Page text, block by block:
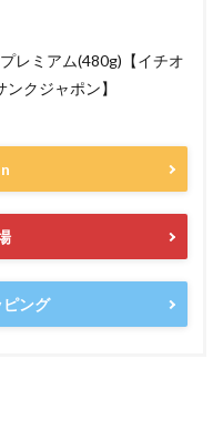
レミアム(480g)【イチオ
クジャポン】
ング